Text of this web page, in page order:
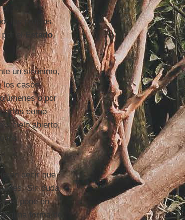
o
los propios
el
Estado,
un sinónimo,
los casos
o por
como
a cielo abierto,
los
decir que
Sin duda
se pone en
forma de